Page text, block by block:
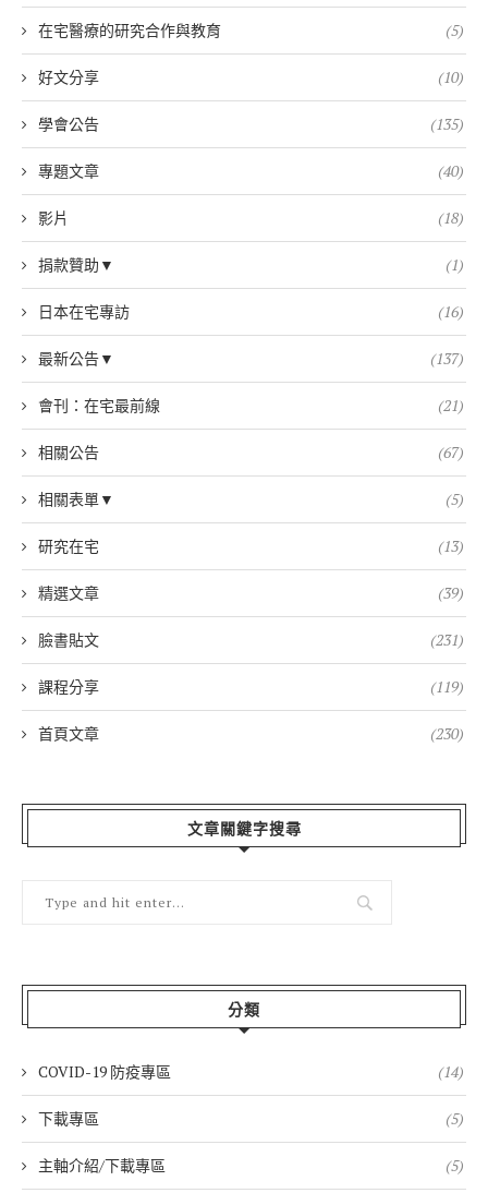
在宅醫療的研究合作與教育 (5)
好文分享 (10)
學會公告 (135)
專題文章 (40)
影片 (18)
捐款贊助▼ (1)
日本在宅專訪 (16)
最新公告▼ (137)
會刊：在宅最前線 (21)
相關公告 (67)
相關表單▼ (5)
研究在宅 (13)
精選文章 (39)
臉書貼文 (231)
課程分享 (119)
首頁文章 (230)
文章關鍵字搜尋
分類
COVID-19 防疫專區 (14)
下載專區 (5)
主軸介紹/下載專區 (5)